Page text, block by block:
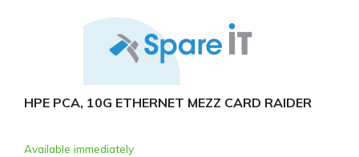
HPE PCA, 10G ETHERNET MEZZ CARD RAIDER
Available immediately